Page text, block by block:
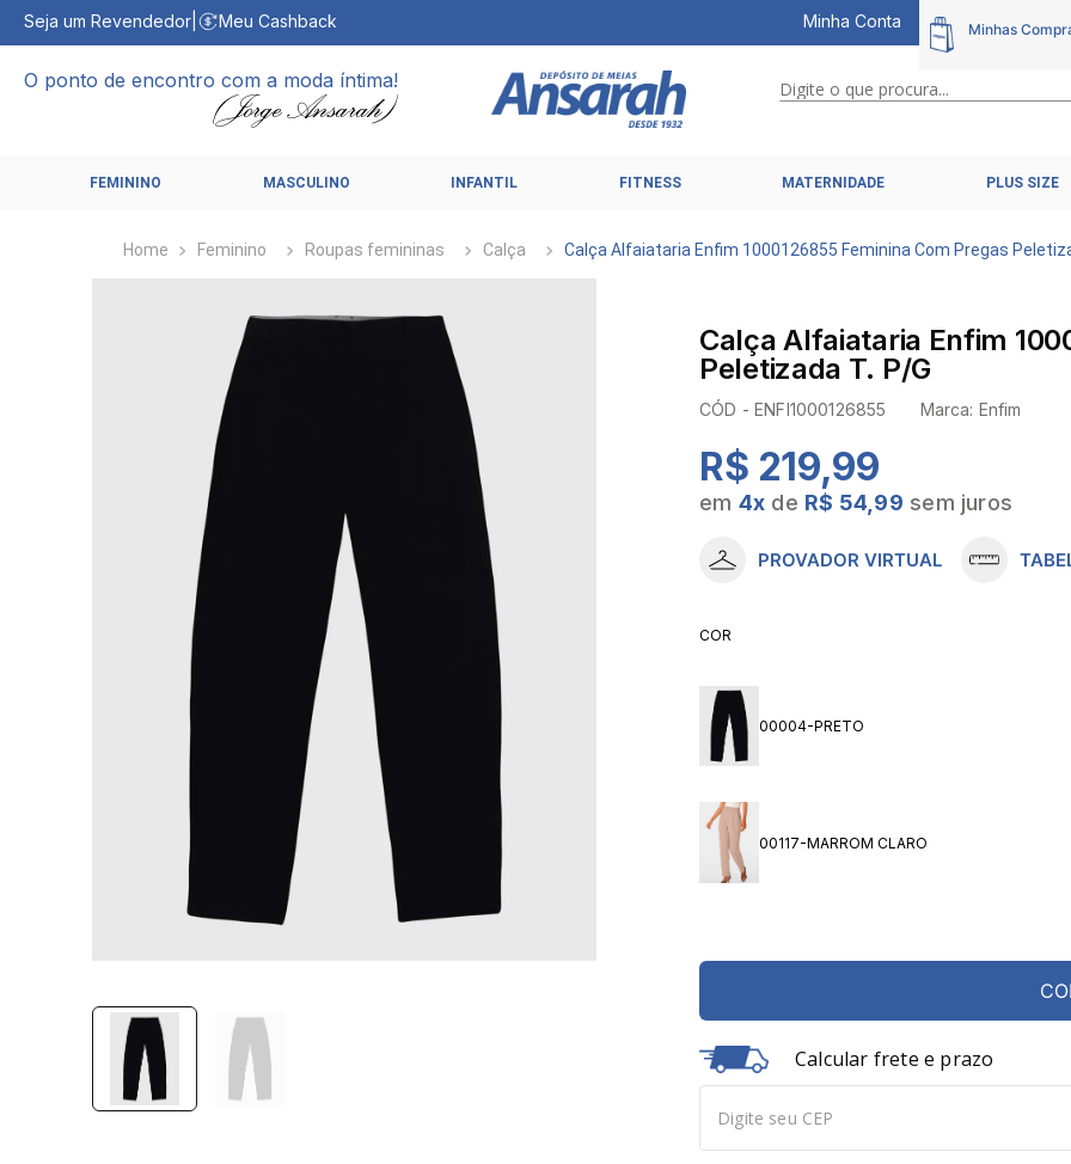
Seja um Revendedor Meu Cashback Minha Conta
O ponto de encontro com a moda íntima! Digite o que procura...
FEMININO MASCULINO INFANTIL FITNESS MATERNIDADE PLUS SIZE
Feminino Roupas femininas Calça Calça Alfaiataria Enfim 1000126855 Feminina Com Pregas
Calça Alfaiataria Enfim
Peletizada T. P/G
CÓD -ENFI1000126855 Marca: Enfim
R$ 219,99
em 4x de R$ 54,99 sem juros
PROVADOR VIRTUAL
COR
00004-PRETO
00117-MARROM CLARO
Calcular frete e prazo
1 º
calcinhas
5º
sutiã liz
6º
sutias
8º
hering intimates
10º meia lupo